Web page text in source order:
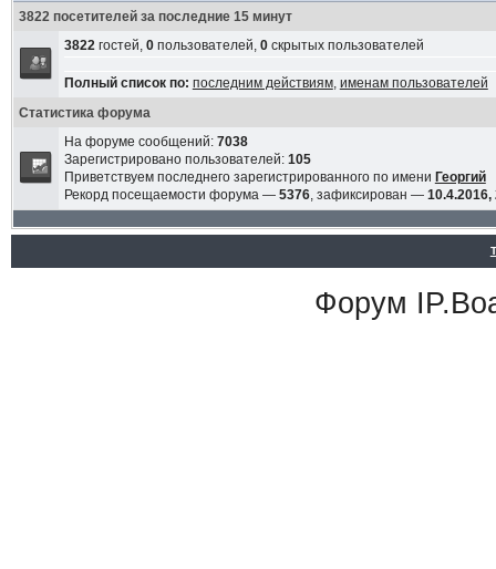
3822 посетителей за последние 15 минут
3822гостей, 0пользователей, 0скрытых пользователей
Полный список по: последним действиям, именам пользователей
Статистика форума
На форуме сообщений: 7038
Зарегистрировано пользователей: 105
Приветствуем последнего зарегистрированного по имени Георгий
Рекорд посещаемости форума — 5376, зафиксирован — 10.4.2016,
Форум